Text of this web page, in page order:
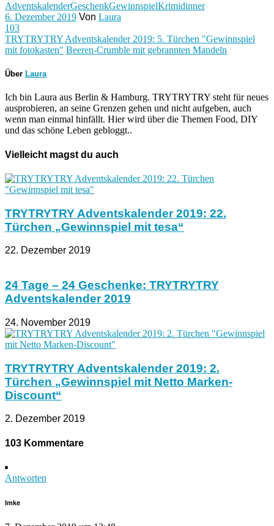
AdventskalenderGeschenkGewinnspielKrimidinner
6. Dezember 2019 Von Laura
103
TRYTRYTRY Adventskalender 2019: 5. Türchen "Gewinnspiel
mit fotokasten" Beeren-Crumble mit gebrannten Mandeln
Über Laura
Ich bin Laura aus Berlin & Hamburg. TRYTRYTRY steht für neues
ausprobieren, an seine Grenzen gehen und nicht aufgeben, auch
wenn man einmal hinfällt. Hier wird über die Themen Food, DIY
und das schöne Leben gebloggt..
Vielleicht magst du auch
TRYTRYTRY Adventskalender 2019: 22.
Türchen „Gewinnspiel mit tesa“
22. Dezember 2019
24 Tage – 24 Geschenke: TRYTRYTRY
Adventskalender 2019
24. November 2019
TRYTRYTRY Adventskalender 2019: 2.
Türchen „Gewinnspiel mit Netto Marken-
Discount“
2. Dezember 2019
103 Kommentare
Antworten
Imke